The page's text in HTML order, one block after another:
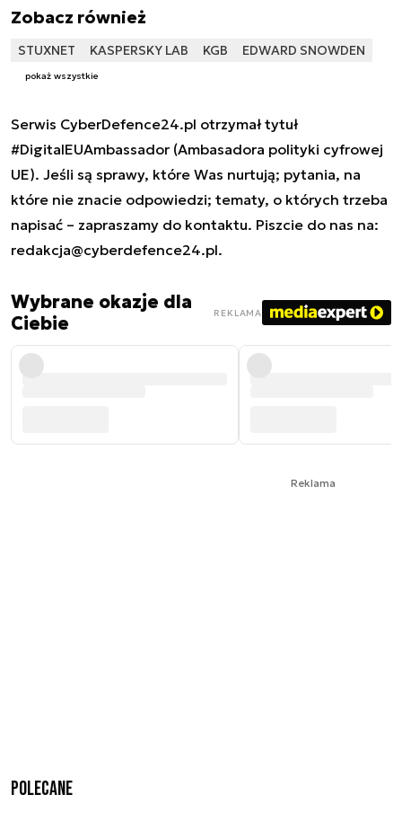
Zobacz również
STUXNET KASPERSKY LAB KGB EDWARD SNOWDEN
pokaż wszystkie
Serwis CyberDefence24.pl otrzymał tytuł
#DigitalEUAmbassador (Ambasadora polityki cyfrowej
UE). Jeśli są sprawy, które Was nurtują; pytania, na
które nie znacie odpowiedzi; tematy, o których trzeba
napisać – zapraszamy do kontaktu. Piszcie do nas na:
redakcja@cyberdefence24.pl.
Wybrane okazje dla
Ciebie
REKLAMA
Reklama
Polecane